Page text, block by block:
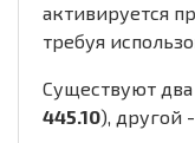
активируется
требуя
Существуют два
445.10), другой -